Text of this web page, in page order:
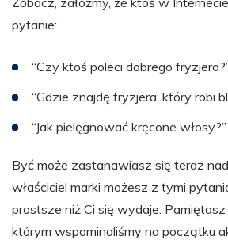
pytanie:
“Czy ktoś poleci dobrego
“Gdzie znajdę fryzjera, który robi
“Jak pielęgnować kręcone włosy?”
Być może zastanawiasz się teraz
właściciel marki możesz z tymi
prostsze niż Ci się wydaje. Pamiętasz
którym wspominaliśmy na początku